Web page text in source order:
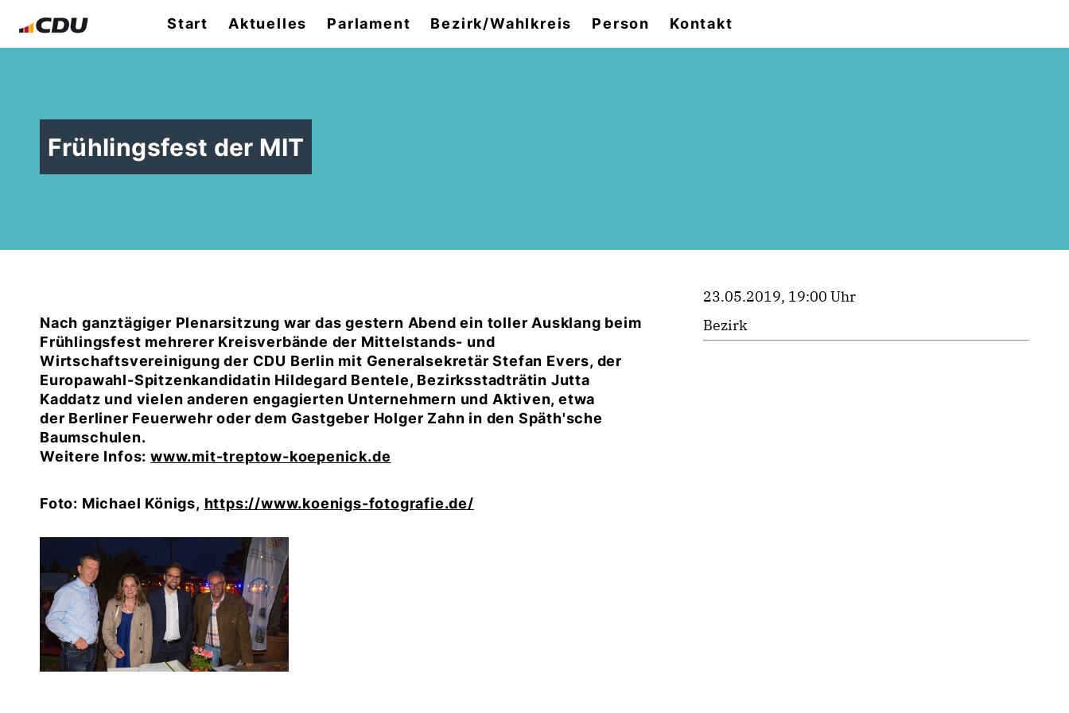
Start Aktuelles Parlament Bezirk/Wahlkreis Person Kontakt
Frühlingsfest der MIT
Nach ganztägiger Plenarsitzung war das gestern Abend ein toller Ausklang beim
Frühlingsfest mehrerer Kreisverbände der Mittelstands- und
Wirtschaftsvereinigung der CDU Berlin mit Generalsekretär Stefan Evers, der
Europawahl-Spitzenkandidatin Hildegard Bentele, Bezirksstadträtin Jutta
Kaddatz und vielen anderen engagierten Unternehmern und Aktiven, etwa
der Berliner Feuerwehr oder dem Gastgeber Holger Zahn in den Späth'sche
Baumschulen.
Weitere Infos:www.mit-treptow-koepenick.de
Foto: Michael Königs, https://www.koenigs-fotografie.de/
23.05.2019, 19:00 Uhr
Bezirk